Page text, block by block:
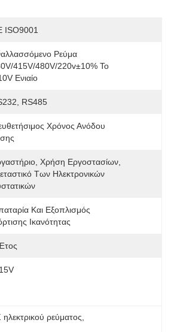
ISO9001
Ρεύμα
415V/480V/220v±10% Το
Ενιαίο
RS485
Χρόνος Ανόδου
Χρήση Εργοστασίων,
Των Ηλεκτρονικών
Και Εξοπλισμός
Ικανότητας
ρεύματος